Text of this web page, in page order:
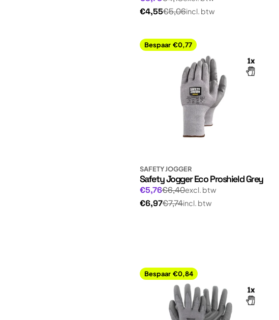
prijs
€4,55
Normale€5,06incl. btw
Bespaar €0,77
SAFETY JOGGER
Safety Jogger Eco Proshield Grey
Aanbiedingsprijs
€5,76
Normale
prijs
€6,40excl. btw
€6,97
Normale€7,74incl. btw
Bespaar €0,84